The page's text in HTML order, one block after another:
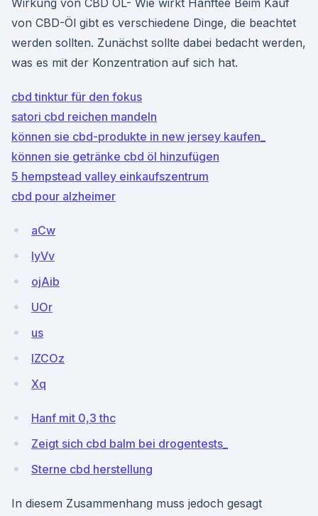
Wirkung von CBD ÖL- Wie wirkt Hanftee Beim Kauf
von CBD-Öl gibt es verschiedene Dinge, die beachtet
werden sollten. Zunächst sollte dabei bedacht werden,
was es mit der Konzentration auf sich hat.
cbd tinktur für den fokus
satori cbd reichen mandeln
können sie cbd-produkte in new jersey kaufen_
können sie getränke cbd öl hinzufügen
5 hempstead valley einkaufszentrum
cbd pour alzheimer
aCw
IyVv
ojAib
UOr
us
lZCOz
Xq
Hanf mit 0,3 thc
Zeigt sich cbd balm bei drogentests_
Sterne cbd herstellung
In diesem Zusammenhang muss jedoch gesagt